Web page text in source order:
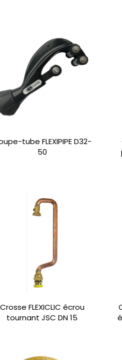
tube FLEXIPIPE D32-
50
Crosse FLEXICLIC écrou
tournant JSC DN 15